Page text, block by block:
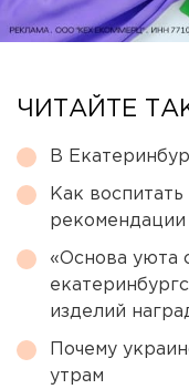
ЧИТАЙТЕ
В
Как
рекомендации
«Основа уюта
изделий
Почему
утрам